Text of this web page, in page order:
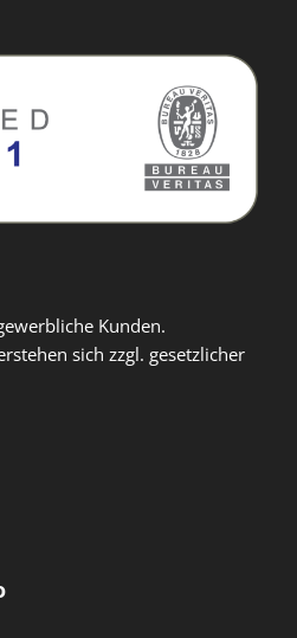
Kunden.
sich zzgl. gesetzlicher